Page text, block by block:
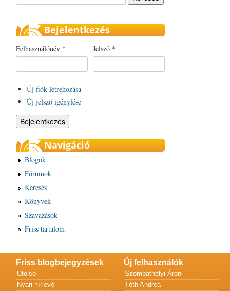
Bejelentkezés
Felhasználónév * Jelszó *
Új fiók létrehozása
Új jelszó igénylése
Navigáció
Blogok
Fórumok
Keresés
Könyvek
Szavazások
Friss tartalom
Friss blogbejegyzések
Utolsó
Nyári hírlevél
Új felhasználók
Szombathelyi Áron
Tóth Andrea